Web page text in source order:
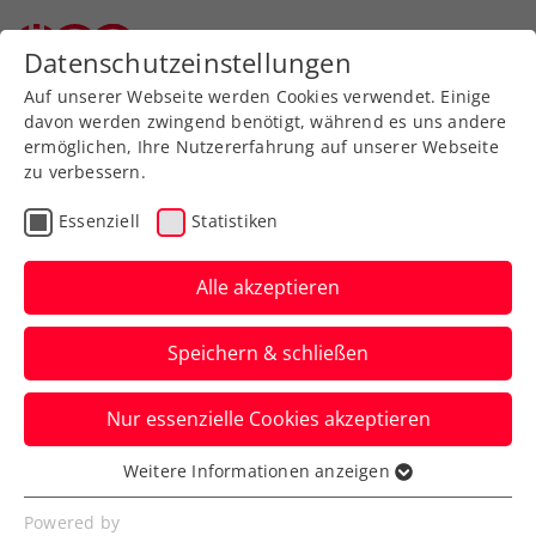
Zurück zur Newsübersicht
Turniere
Drei Jugendcircuit
presented by Babolat: Ein
Top-Schlusspunkt in Bad
Waltersdorf
Österreichs wichtigste Jugendturnierserie
ist mit dem Masters in der Steiermark
würdig zu Ende gegangen.
Datenschutzeinstellungen
Auf unserer Webseite werden Cookies verwendet. Einige
davon werden zwingend benötigt, während es uns andere
ermöglichen, Ihre Nutzererfahrung auf unserer Webseite
zu verbessern.
Essenziell Statistiken
Alle akzeptieren
Speichern & schließen
Nur essenzielle Cookies akzeptieren
Essenziell
Essenzielle Cookies werden für grundlegende
Weitere Informationen anzeigen
Powered by